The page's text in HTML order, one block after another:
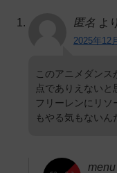
匿名 よ
2025年12
このアニメダン
点でありえないと
フリーレンにリ
もやる気もないん
menu